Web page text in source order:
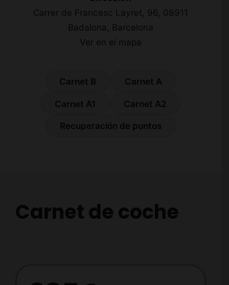
Carrer de Francesc Layret, 96, 08911
Badalona, Barcelona
Ver en el mapa
Carnet B Carnet A
Carnet A1 Carnet A2
Recuperación de puntos
Carnet de coche